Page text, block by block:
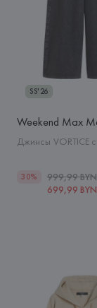
SS'26
Weekend Max
Джинсы VORTICE
30%
999,99 BYN
699,99 BYN